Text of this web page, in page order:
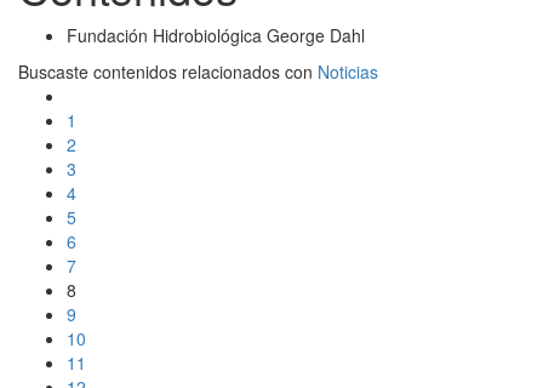
Fundación Hidrobiológica George Dahl
Buscaste contenidos relacionados con Noticias
1
2
3
4
5
6
7
8
9
10
11